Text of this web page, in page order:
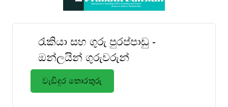
රැකියා සහ ගුරු පුරප්පාඩු -
ඔන්ලයින් ගුරුවරුන්
වැඩිදුර තොරතුරු